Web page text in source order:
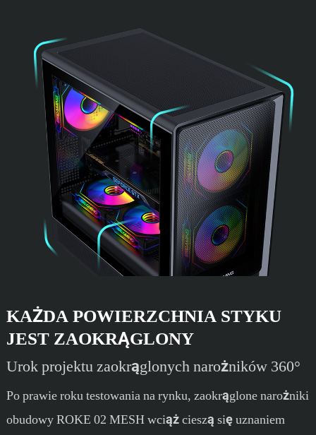
KAŻDA POWIERZCHNIA STYKU
JEST ZAOKRĄGLONY
Urok projektu zaokrąglonych narożników 360°
Po prawie roku testowania na rynku, zaokrąglone narożniki
obudowy ROKE 02 MESH wciąż cieszą się uznaniem